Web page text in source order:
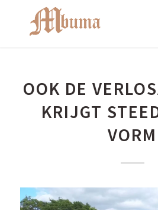
OOK DE
KRIJGT
VORM